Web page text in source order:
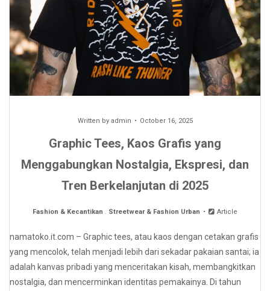
Written by admin October 16, 2025
Graphic Tees, Kaos Grafis yang
Menggabungkan Nostalgia, Ekspresi, dan
Tren Berkelanjutan di 2025
Fashion & Kecantikan . Streetwear & Fashion Urban Article
namatoko.it.com – Graphic tees, atau kaos dengan cetakan grafis
yang mencolok, telah menjadi lebih dari sekadar pakaian santai; ia
adalah kanvas pribadi yang menceritakan kisah, membangkitkan
nostalgia, dan mencerminkan identitas pemakainya. Di tahun